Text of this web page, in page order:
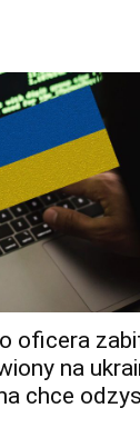
oficera
na
chce